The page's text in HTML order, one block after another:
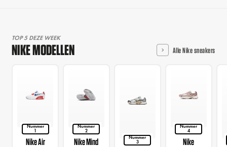
TOP 5 DEZE WEEK
NIKE MODELLEN Alle Nike sneakers
Nummer
1
Nike Air
Nummer
2
Nike Mind
Nummer
3
Nummer
4
Nike